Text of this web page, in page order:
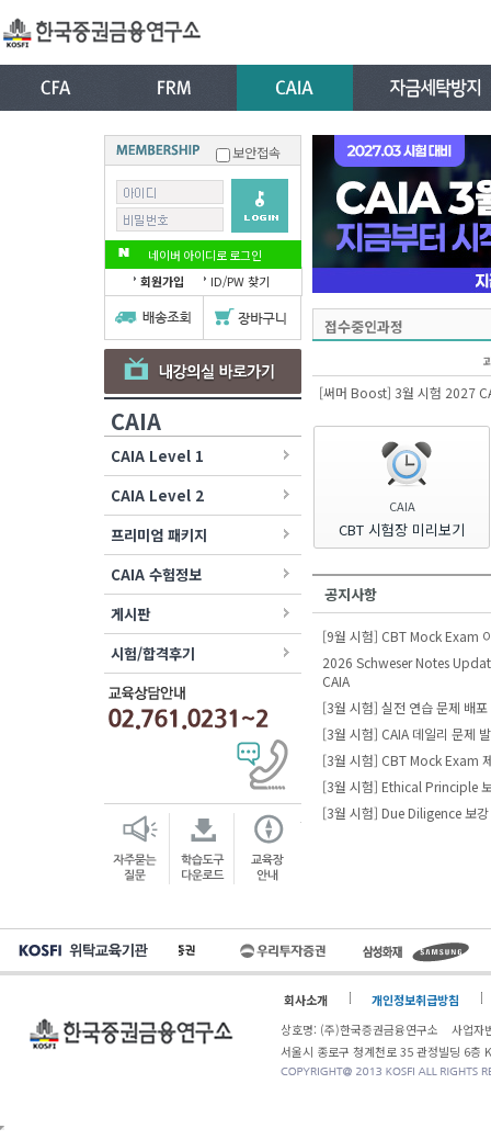
보안접속
네이버 아이디로 로그인
회원가입
ID/PW 찾기
CAIA
CAIA Level 1
CAIA Level 2
프리미엄 패키지
CAIA 수험정보
게시판
시험/합격후기
접수중인과정
[써머 Boost] 3월 시험 2027
CAIA
CBT 시험장 미리보기
공지사항
[9월 시험] CBT Mock Exam
2026 Schweser Notes
CAIA
[3월 시험] 실전 연습 문제 배
[3월 시험] CAIA 데일리 문제
[3월 시험] CBT Mock Exam
[3월 시험] Ethical Principle
[3월 시험] Due Diligence 보
회사소개
개인정보취급방침
상호명: (주)한국증권금융연구소 사업
서울시 종로구 청계천로 35 관정빌딩